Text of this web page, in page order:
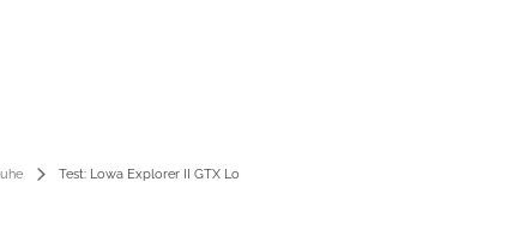
Test: Lowa Explorer II GTX Lo